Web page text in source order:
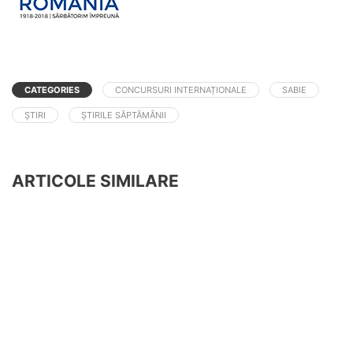
CATEGORIES CONCURSURI INTERNAȚIONALE SABIE
ȘTIRI ȘTIRILE SĂPTĂMÂNII
ARTICOLE SIMILARE